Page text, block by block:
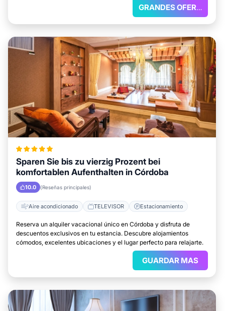
GRANDES OFERTAS
Sparen Sie bis zu vierzig Prozent bei
komfortablen Aufenthalten in Córdoba
10.0 (Reseñas principales)
Aire acondicionado TELEVISOR Estacionamiento
Reserva un alquiler vacacional único en Córdoba y disfruta de
descuentos exclusivos en tu estancia. Descubre alojamientos
cómodos, excelentes ubicaciones y el lugar perfecto para relajarte.
GUARDAR MAS